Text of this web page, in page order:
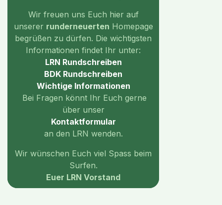
Wir freuen uns Euch hier auf
unserer runderneuerten Homepage
begrüßen zu dürfen. Die wichtigsten
Informationen findet Ihr unter:
LRN Rundschreiben
BDK Rundschreiben
Wichtige Informationen
Bei Fragen könnt Ihr Euch gerne
über unser
Kontaktformular
an den LRN wenden.
Wir wünschen Euch viel Spass beim
Surfen.
Euer LRN Vorstand